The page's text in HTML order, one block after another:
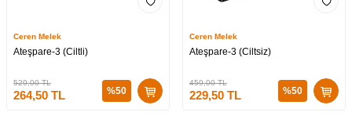
Ceren Melek
Ateşpare-3 (Ciltli)
529,00TL
264,50 TL %50
Ceren Melek
Ateşpare-3 (Ciltsiz)
459,00TL
229,50 TL %50